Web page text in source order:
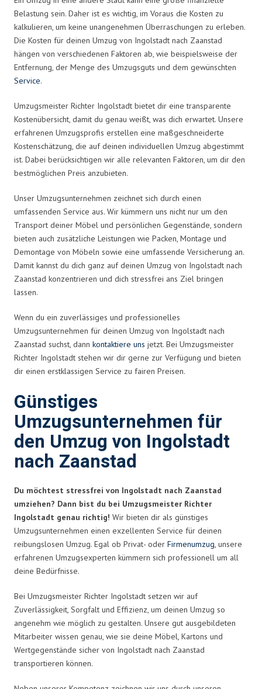
Belastung sein. Daher ist es wichtig, im Voraus die Kosten zu
kalkulieren, um keine unangenehmen Überraschungen zu erleben.
Die Kosten für deinen Umzug von Ingolstadt nach Zaanstad
hängen von verschiedenen Faktoren ab, wie beispielsweise der
Entfernung, der Menge des Umzugsguts und dem gewünschten
Service.
Umzugsmeister Richter Ingolstadt bietet dir eine transparente
Kostenübersicht, damit du genau weißt, was dich erwartet. Unsere
erfahrenen Umzugsprofis erstellen eine maßgeschneiderte
Kostenschätzung, die auf deinen individuellen Umzug abgestimmt
ist. Dabei berücksichtigen wir alle relevanten Faktoren, um dir den
bestmöglichen Preis anzubieten.
Unser Umzugsunternehmen zeichnet sich durch einen
umfassenden Service aus. Wir kümmern uns nicht nur um den
Transport deiner Möbel und persönlichen Gegenstände, sondern
bieten auch zusätzliche Leistungen wie Packen, Montage und
Demontage von Möbeln sowie eine umfassende Versicherung an.
Damit kannst du dich ganz auf deinen Umzug von Ingolstadt nach
Zaanstad konzentrieren und dich stressfrei ans Ziel bringen
lassen.
Wenn du ein zuverlässiges und professionelles
Umzugsunternehmen für deinen Umzug von Ingolstadt nach
Zaanstad suchst, dann kontaktiere uns jetzt. Bei Umzugsmeister
Richter Ingolstadt stehen wir dir gerne zur Verfügung und bieten
dir einen erstklassigen Service zu fairen Preisen.
Günstiges
Umzugsunternehmen für
den Umzug von Ingolstadt
nach Zaanstad
Du möchtest stressfrei von Ingolstadt nach Zaanstad
umziehen? Dann bist du bei Umzugsmeister Richter
Ingolstadt genau richtig! Wir bieten dir als günstiges
Umzugsunternehmen einen exzellenten Service für deinen
reibungslosen Umzug. Egal ob Privat- oder Firmenumzug, unsere
erfahrenen Umzugsexperten kümmern sich professionell um all
deine Bedürfnisse.
Bei Umzugsmeister Richter Ingolstadt setzen wir auf
Zuverlässigkeit, Sorgfalt und Effizienz, um deinen Umzug so
angenehm wie möglich zu gestalten. Unsere gut ausgebildeten
Mitarbeiter wissen genau, wie sie deine Möbel, Kartons und
Wertgegenstände sicher von Ingolstadt nach Zaanstad
transportieren können.